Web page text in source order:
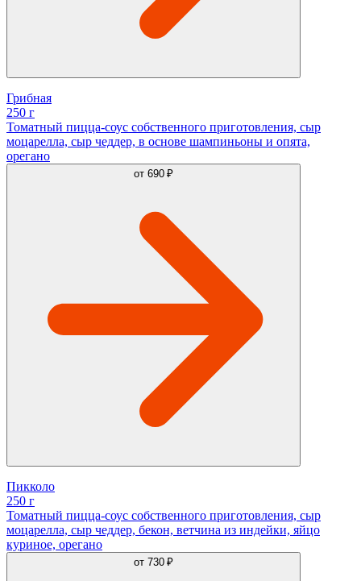
Грибная
250 г
Томатный пицца-соус собственного приготовления, сыр
моцарелла, сыр чеддер, в основе шампиньоны и опята,
орегано
от 690 ₽
Пикколо
250 г
Томатный пицца-соус собственного приготовления, сыр
моцарелла, сыр чеддер, бекон, ветчина из индейки, яйцо
куриное, орегано
от 730 ₽